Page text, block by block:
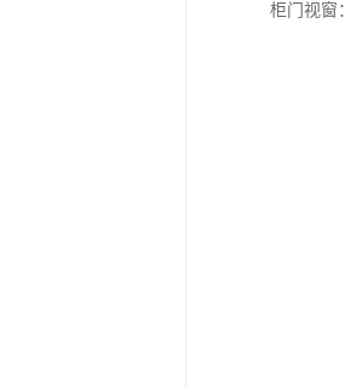
柜门视窗